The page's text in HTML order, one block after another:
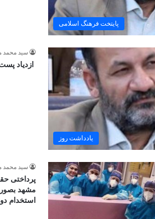
پایتخت فرهنگ اسلامی
یادداشت روز
سید محمد
ازدیاد
سید محمد
پرداختی
مشهد
استخدام